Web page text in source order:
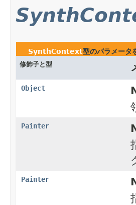
SynthContext型のパラメータ
修飾子と型
Object
Painter
Painter